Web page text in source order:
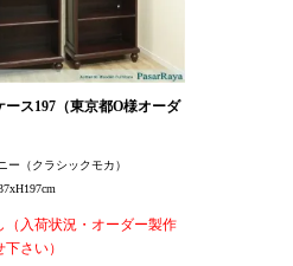
ース197（東京都O様オーダ
ー（クラシックモカ）
（入荷状況・オーダー製作
さい）